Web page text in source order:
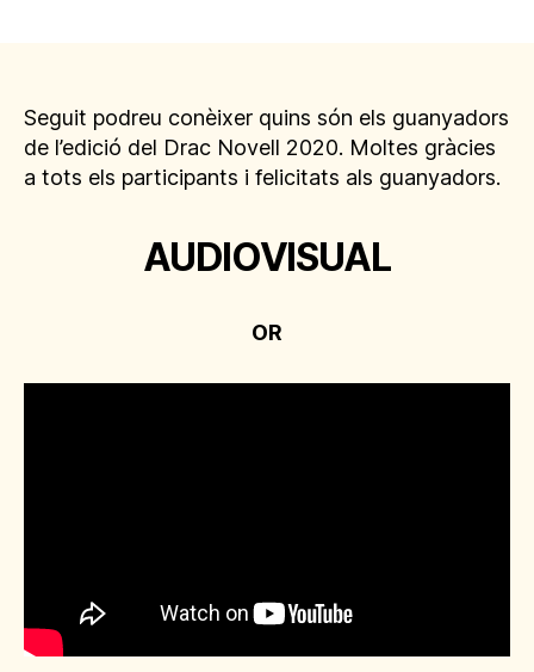
Seguit podreu conèixer quins són els guanyadors
de l’edició del Drac Novell 2020. Moltes gràcies
a tots els participants i felicitats als guanyadors.
AUDIOVISUAL
OR